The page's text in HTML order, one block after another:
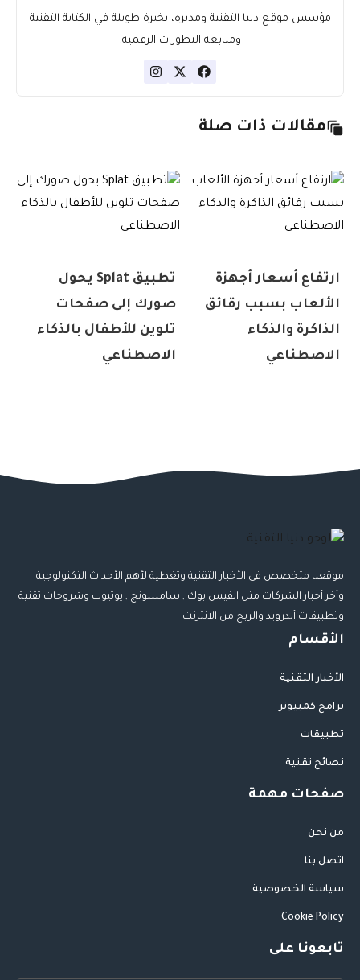
مؤسس موقع دنيا التقنية ومديره، بخبرة طويلة في الكتابة التقنية
ومتابعة التطورات الرقمية.
مقالات ذات صلة
ارتفاع أسعار أجهزة
الألعاب بسبب رقائق
الذاكرة والذكاء
الاصطناعي
تطبيق Splat يحول
صورك إلى صفحات
تلوين للأطفال بالذكاء
الاصطناعي
موقعنا متخصص فى الأخبار التقنية وتغطية لأهم الأحداث التكنولوجية
وأخر أخبار الشركات مثل الفيس بوك , سامسونج , يوتيوب وشروحات تقنية
وتطبيقات أندرويد والربح من الانترنت
الأقسام
الأخبار التقنية
برامج كمبيوتر
تطبيقات
نصائح تقنية
صفحات مهمة
من نحن
اتصل بنا
سياسة الخصوصية
Cookie Policy
تابعونا على